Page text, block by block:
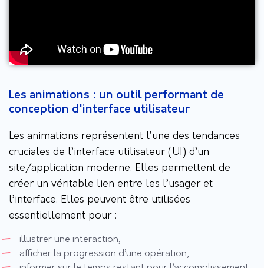
Les animations : un outil performant de
conception d'interface utilisateur
Les animations représentent l’une des tendances
cruciales de l’interface utilisateur (UI) d’un
site/application moderne. Elles permettent de
créer un véritable lien entre les l’usager et
l’interface. Elles peuvent être utilisées
essentiellement pour :
illustrer une interaction,
afficher la progression d’une opération,